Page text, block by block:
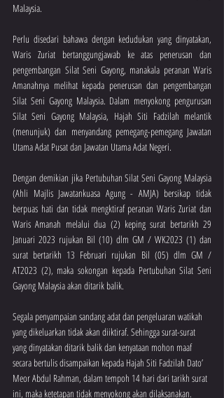
Malaysia.
Perlu disedari bahawa dengan kedudukan yang dinyatakan,
Waris Zuriat bertanggungjawab ke atas penerusan dan
pengembangan Silat Seni Gayong, manakala peranan Waris
Amanahnya melihat kepada penerusan dan pengembangan
Silat Seni Gayong Malaysia. Dalam menyokong pengurusan
Silat Seni Gayong Malaysia, Hajah Siti Fadzilah melantik
(menunjuk) dan menyandang pemegang-pemegang Jawatan
Utama Adat Pusat dan Jawatan Utama Adat Negeri.
Dengan demikian jika Pertubuhan Silat Seni Gayong Malaysia
(Ahli Majlis Jawatankuasa Agung - AMJA) bersikap tidak
berpuas hati dan tidak mengktiraf peranan Waris Zuriat dan
Waris Amanah melalui dua (2) keping surat bertarikh 29
Januari 2023 rujukan Bil (10) dlm GM / WK2023 (1) dan
surat bertarikh 13 Februari rujukan Bil (05) dlm GM /
AT2023 (2), maka sokongan kepada Pertubuhan Silat Seni
Gayong Malaysia akan ditarik balik.
Segala penyampaian sandang adat dan pengeluaran watikah
yang dikeluarkan tidak akan diiktiraf. Sehingga surat-surat
yang dinyatakan ditarik balik dan kenyataan mohon maaf
secara bertulis disampaikan kepada Hajah Siti Fadzilah Dato’
Meor Abdul Rahman, dalam tempoh 14 hari dari tarikh surat
ini, maka ketetapan tidak menyokong akan dilaksanakan.